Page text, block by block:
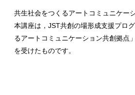
共生社会をつくるアートコミュニケー
本講座は，JST共創の場形成支援プロ
るアートコミュニケーション共創拠点
を受けたものです。